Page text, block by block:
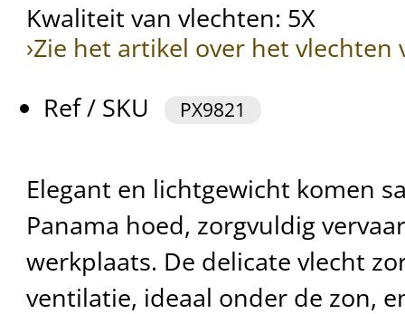
Kwaliteit van vlechten: 5X
›Zie het artikel over het vlechten
Ref / SKU
PX9821
Elegant en lichtgewicht komen
Panama hoed, zorgvuldig
werkplaats. De delicate vlecht
ventilatie, ideaal onder de zon,